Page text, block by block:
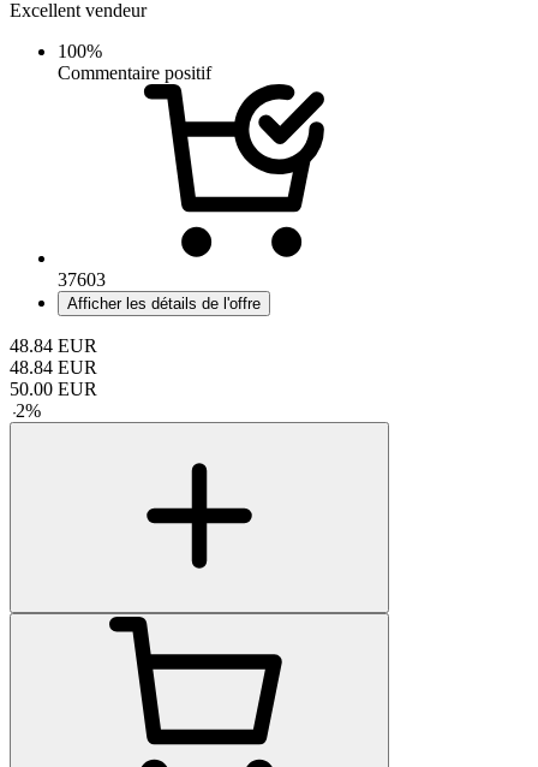
Excellent vendeur
100%
Commentaire positif
37603
Afficher les détails de l'offre
48.84 EUR
48.84 EUR
50.00 EUR
-2%